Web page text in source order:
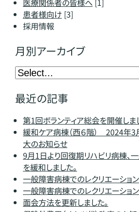
[1]
患者様向け [3]
採用情報
月別アーカイブ
最近の記事
第1回ボランティア総会を開催しま
緩和ケア病棟（西６階） 2024年3
大のお知らせ
9月1日より回復期リハビリ病棟、
を緩和しました。
一般障害病棟でのレクリエーショ
一般障害病棟でのレクリエーショ
面会方法を更新しました。